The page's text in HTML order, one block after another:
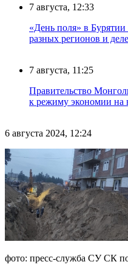
7 августа, 12:33
«День поля» в Бурятии
разных регионов и
7 августа, 11:25
Правительство
к режиму экономии на
6 августа 2024, 12:24
фото: пресс-служба СУ СК